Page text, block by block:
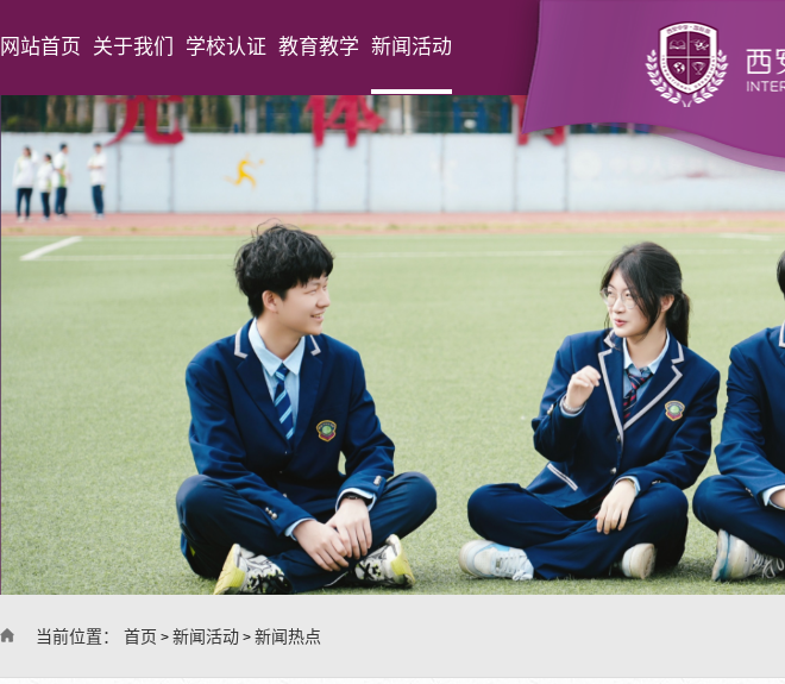
网站首页 关于我们 学校认证 教育教学 新闻活动
当前位置： 首页 > 新闻活动 > 新闻热点